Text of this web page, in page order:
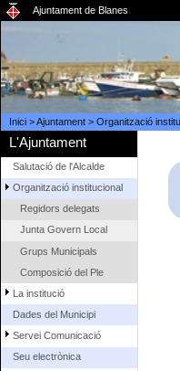
Ajuntament de Blanes
Inici>Ajuntament> Organització
L'Ajuntament
Salutació de l'Alcalde
Organització institucional
Regidors delegats
Junta Govern Local
Grups Municipals
Composició del Ple
La institució
Dades del Municipi
Servei Comunicació
Seu electrònica